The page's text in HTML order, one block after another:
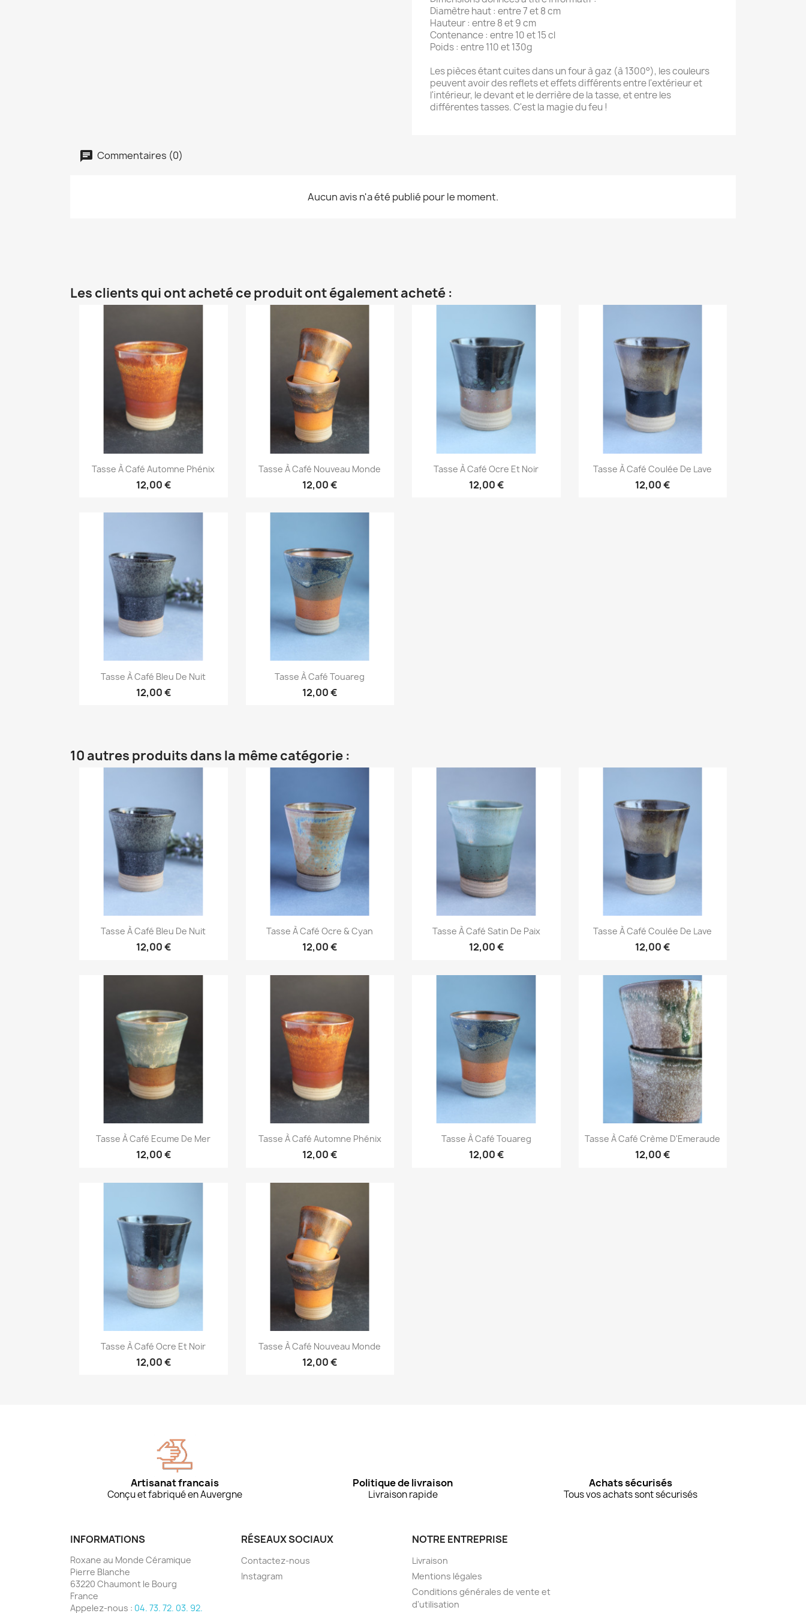
Diamètre haut : entre 7 et 8 cm
Hauteur : entre 8 et 9 cm
Contenance : entre 10 et 15 cl
Poids : entre 110 et 130g
Les pièces étant cuites dans un four à gaz (à 1300°), les couleurs
peuvent avoir des reflets et effets différents entre l'extérieur et
l'intérieur, le devant et le derrière de la tasse, et entre les
différentes tasses. C'est la magie du feu !
Commentaires (0)
Aucun avis n'a été publié pour le moment.
Les clients qui ont acheté ce produit ont également acheté :
Aperçu rapide
Tasse À Café Automne Phénix
12,00 €
Aperçu rapide
Tasse À Café Nouveau Monde
12,00 €
 Aperçu rapide
Tasse À Café Ocre Et Noir
12,00 €
Aperçu rapide
Tasse À Café Coulée De Lave
12,00 €
 Aperçu rapide
Tasse À Café Bleu De Nuit
12,00 €
Aperçu rapide
Tasse À Café Touareg
12,00 €
10 autres produits dans la même catégorie :
 Aperçu rapide
Tasse À Café Bleu De Nuit
12,00 €
 Aperçu rapide
Tasse À Café Ocre & Cyan
12,00 €
Aperçu rapide
Tasse À Café Satin De Paix
12,00 €
Aperçu rapide
Tasse À Café Coulée De Lave
12,00 €
Aperçu rapide
Tasse À Café Ecume De Mer
12,00 €
Aperçu rapide
Tasse À Café Automne Phénix
12,00 €
Aperçu rapide
Tasse À Café Touareg
12,00 €
Aperçu rapide
Tasse À Café Crème D'Emeraude
12,00 €
 Aperçu rapide
Tasse À Café Ocre Et Noir
12,00 €
Aperçu rapide
Tasse À Café Nouveau Monde
12,00 €
Artisanat francais
Conçu et fabriqué en Auvergne
Politique de livraison
Livraison rapide
Achats sécurisés
Tous vos achats sont sécurisés
INFORMATIONS
Roxane au Monde Céramique
Pierre Blanche
63220 Chaumont le Bourg
France
Appelez-nous : 04. 73. 72. 03. 92.
RÉSEAUX SOCIAUX
Contactez-nous
Instagram
NOTRE ENTREPRISE
Livraison
Mentions légales
Conditions générales de vente et
d'utilisation